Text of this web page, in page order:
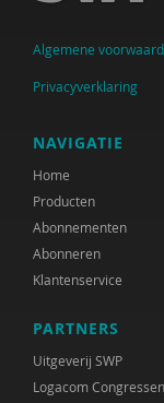
Algemene
Privacyverklaring
NAVIGATIE
Home
Producten
Abonnementen
Abonneren
Klantenservice
PARTNERS
Uitgeverij SWP
Logacom Congressen